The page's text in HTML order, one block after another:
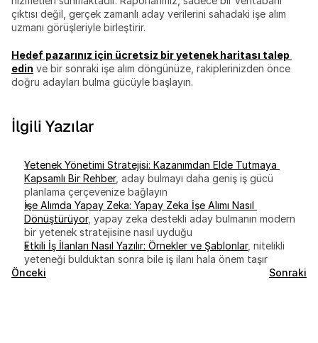
çıktısı değil, gerçek zamanlı aday verilerini sahadaki işe alım
uzmanı görüşleriyle birleştirir.
Hedef pazarınız için ücretsiz bir yetenek haritası talep
edin ve bir sonraki işe alım döngünüze, rakiplerinizden önce
doğru adayları bulma gücüyle başlayın.
İlgili Yazılar
Yetenek Yönetimi Stratejisi: Kazanımdan Elde Tutmaya
Kapsamlı Bir Rehber, aday bulmayı daha geniş iş gücü
planlama çerçevenize bağlayın
İşe Alımda Yapay Zeka: Yapay Zeka İşe Alımı Nasıl
Dönüştürüyor, yapay zeka destekli aday bulmanın modern
bir yetenek stratejisine nasıl uyduğu
Etkili İş İlanları Nasıl Yazılır: Örnekler ve Şablonlar, nitelikli
yeteneği bulduktan sonra bile iş ilanı hala önem taşır
Önceki
Sonraki